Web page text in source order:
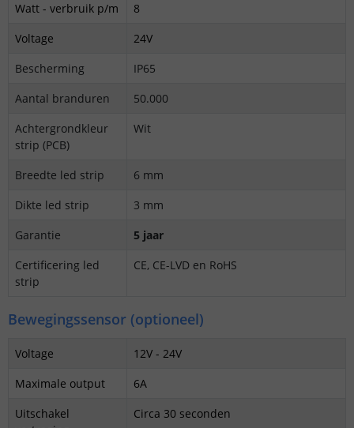
Watt - verbruik p/m
8
Voltage
24V
Bescherming
IP65
Aantal branduren
50.000
Achtergrondkleur
strip (PCB)
Wit
Breedte led strip
6 mm
Dikte led strip
3 mm
Garantie
5 jaar
Certificering led
strip
CE, CE-LVD en RoHS
Bewegingssensor (optioneel)
Voltage
12V - 24V
Maximale output
6A
Uitschakel
Circa 30 seconden